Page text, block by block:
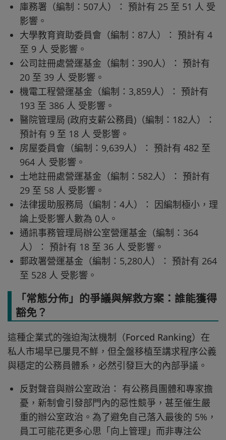
庫務署（編制：507人）： 預計有 25 至 51 人 受
影響。
大學教育資助委員會（編制：87人）： 預計有 4
至 9 人 受影響。
公司註冊處營運基金（編制：390人）： 預計有
20 至 39 人 受影響。
機電工程營運基金（編制：3,859人）： 預計有
193 至 386 人 受影響。
醫院管理局 (政府支薪公務員)（編制：182人）：
預計有 9 至 18 人 受影響。
房屋委員會（編制：9,639人）： 預計有 482 至
964 人 受影響。
土地註冊處營運基金（編制：582人）： 預計有
29 至 58 人 受影響。
法律援助服務局（編制：4人）： 因編制極小，理
論上受影響人數為 0人。
通訊事務管理局辦公室營運基金（編制：364
人）： 預計有 18 至 36 人 受影響。
郵政署營運基金（編制：5,280人）： 預計有 264
至 528 人 受影響。
「常態分佈」的爭議與解救方案：誰能獲得
豁免？
這種企業式的強迫淘汰機制（Forced Ranking）在
私人市場早已屢見不鮮，但全盤移植至講求程序公義
與穩定的公務員體系，必然引發巨大的內部爭議。
反對聲音與辦公室政治： 有公務員團體和專家擔
憂，新制會引發部門內的惡性競爭，甚至催生嚴
重的辦公室政治。為了避免自己落入最後的 5%，
員工可能花更多心思「向上管理」而非專注公